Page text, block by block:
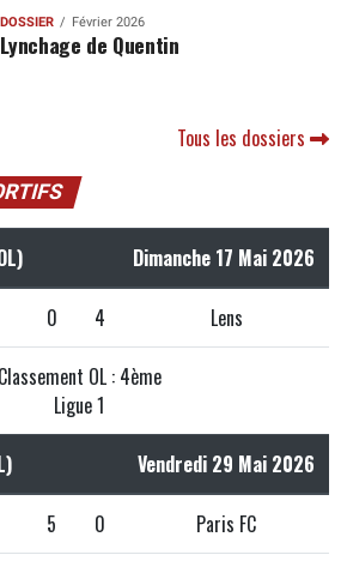
DOSSIER Février 2026
Lynchage de Quentin
Tous les dossiers
Dimanche 17 Mai 2026
0 4 Lens
Classement OL : 4ème
Ligue 1
Vendredi 29 Mai 2026
5 0 Paris FC